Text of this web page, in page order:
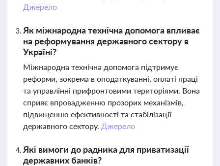
Джерело
Як міжнародна технічна допомога впливає
на реформування державного сектору в
Україні?
Міжнародна технічна допомога підтримує
реформи, зокрема в оподаткуванні, оплаті праці
та управлінні прифронтовими територіями. Вона
сприяє впровадженню прозорих механізмів,
підвищенню ефективності та стабілізації
державного сектору. Джерело
Які вимоги до радника для приватизації
державних банків?